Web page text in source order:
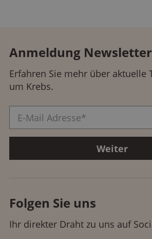
Anmeldung Newsletter
Erfahren Sie mehr über aktuelle
um Krebs.
Folgen Sie uns
Ihr direkter Draht zu uns auf